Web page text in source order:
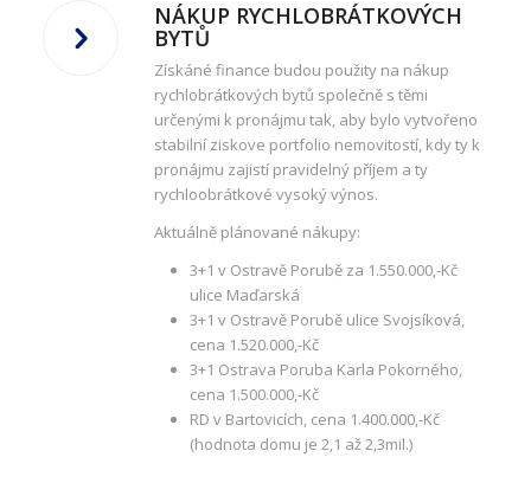
NÁKUP RYCHLOBRÁTKOVÝCH
BYTŮ
Získáné finance budou použity na nákup
rychlobrátkových bytů společně s těmi
určenými k pronájmu tak, aby bylo vytvořeno
stabilní ziskove portfolio nemovitostí, kdy ty k
pronájmu zajistí pravidelný příjem a ty
rychloobrátkové vysoký výnos.
Aktuálně plánované nákupy:
3+1 v Ostravě Porubě za 1.550.000,-Kč
ulice Maďarská
3+1 v Ostravě Porubě ulice Svojsíková,
cena 1.520.000,-Kč
3+1 Ostrava Poruba Karla Pokorného,
cena 1.500.000,-Kč
RD v Bartovicích, cena 1.400.000,-Kč
(hodnota domu je 2,1 až 2,3mil.)